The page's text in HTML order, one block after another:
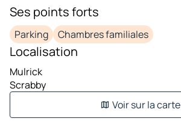
Ses points forts
Parking Chambres familiales
Localisation
Mulrick
Scrabby
Voir sur la carte